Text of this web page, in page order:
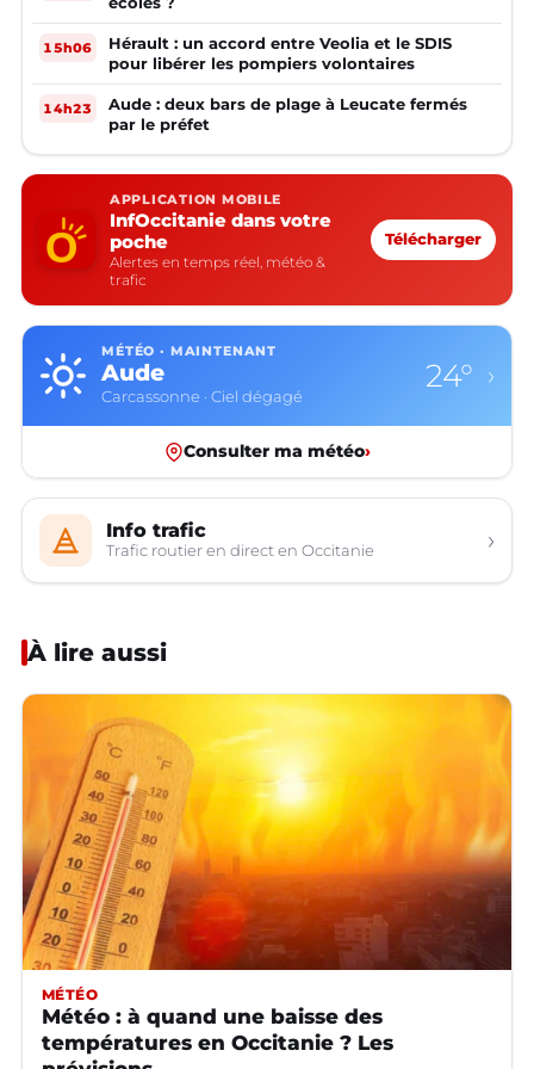
15h06
Hérault : un accord entre Veolia et le SDIS
pour libérer les pompiers volontaires
14h23
Aude : deux bars de plage à Leucate fermés
par le préfet
APPLICATION MOBILE
InfOccitanie dans votre
poche
Alertes en temps réel, météo &
trafic
Télécharger
MÉTÉO · MAINTENANT
Aude
Carcassonne · Ciel dégagé
24° ›
Consulter ma météo›
Info trafic
Trafic routier en direct en Occitanie ›
À lire aussi
MÉTÉO
Météo : à quand une baisse des
températures en Occitanie ? Les